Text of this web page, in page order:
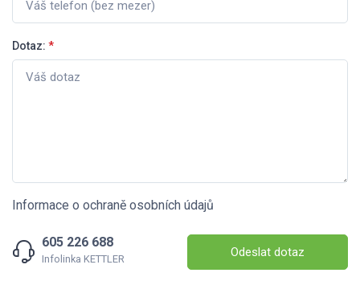
Dotaz: *
Informace o ochraně osobních údajů
605 226 688
Infolinka KETTLER Odeslat dotaz